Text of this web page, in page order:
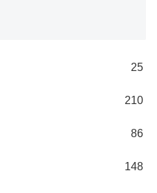
25
210
86
148